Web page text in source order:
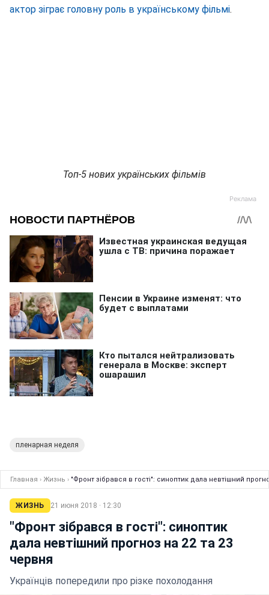
актор зіграє головну роль в українському фільмі.
Топ-5 нових українських фільмів
пленарная неделя
Главная › Жизнь › "Фронт зібрався в гості": синоптик дала невтішний
ЖИЗНЬ 21 июня 2018 · 12:30
"Фронт зібрався в гості": синоптик
дала невтішний прогноз на 22 та 23
червня
Українців попередили про різке похолодання